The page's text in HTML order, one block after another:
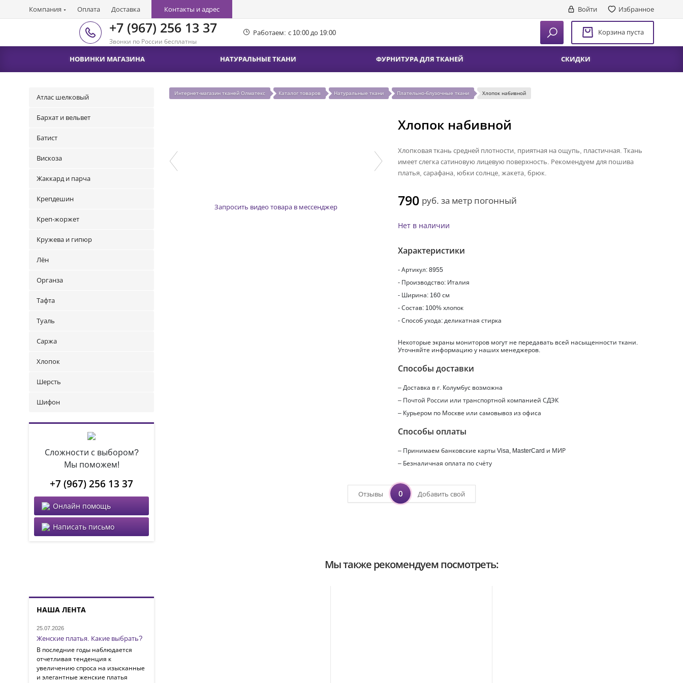
Компания Оплата Доставка Контакты и адрес Войти Избранное
+7 (967) 256 13 37
Звонки по России бесплатны
Работаем: с 10:00 до 19:00 Корзина пуста
НОВИНКИ МАГАЗИНА НАТУРАЛЬНЫЕ ТКАНИ ФУРНИТУРА ДЛЯ ТКАНЕЙ СКИДКИ
Атлас шелковый
Бархат и вельвет
Батист
Вискоза
Жаккард и парча
Крепдешин
Креп-жоржет
Кружева и гипюр
Лён
Органза
Тафта
Туаль
Саржа
Хлопок
Шерсть
Шифон
Сложности с выбором?
Мы поможем!
+7 (967) 256 13 37
Онлайн помощь
Написать письмо
НАША ЛЕНТА
25.07.2026
Женские платья. Какие выбрать?
В последние годы наблюдается
отчетливая тенденция к
увеличению спроса на изысканные
и элегантные женские платья
Интернет-магазин тканей Олматекс Каталог товаров Натуральные ткани Плательно-блузочные ткани Хлопок набивной
Запросить видео товара в мессенджер
Хлопок набивной
Хлопковая ткань средней плотности, приятная на ощупь, пластичная. Ткань
имеет слегка сатиновую лицевую поверхность. Рекомендуем для пошива
платья, сарафана, юбки солнце, жакета, брюк.
790 руб. за метр погонный
Нет в наличии
Характеристики
- Артикул: 8955
- Производство: Италия
- Ширина: 160 см
- Состав: 100% хлопок
- Способ ухода: деликатная стирка
Некоторые экраны мониторов могут не передавать всей насыщенности ткани.
Уточняйте информацию у наших менеджеров.
Способы доставки
– Доставка в г. Колумбус возможна
– Почтой России или транспортной компанией СДЭК
– Курьером по Москве или самовывоз из офиса
Способы оплаты
– Принимаем банковские карты Visa, MasterCard и МИР
– Безналичная оплата по счёту
Отзывы 0 Добавить свой
Мы также рекомендуем посмотреть: